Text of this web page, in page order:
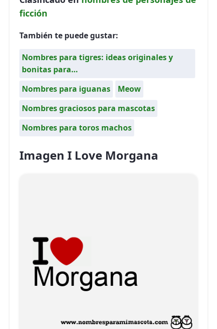
ficción
También te puede gustar:
Nombres para tigres: ideas originales y
bonitas para…
Nombres para iguanas
Meow
Nombres graciosos para mascotas
Nombres para toros machos
Imagen I Love Morgana